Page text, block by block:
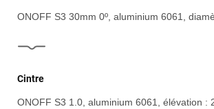
ONOFF S3 30mm 0º, aluminium 6061,
Cintre
ONOFF S3 1.0, aluminium 6061, élévation :